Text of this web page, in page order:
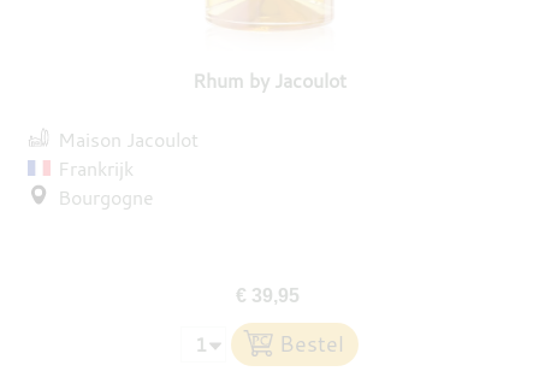
PROEFDOZEN
Rhum by Jacoulot
Maison Jacoulot
Frankrijk
Bourgogne
€ 39,95